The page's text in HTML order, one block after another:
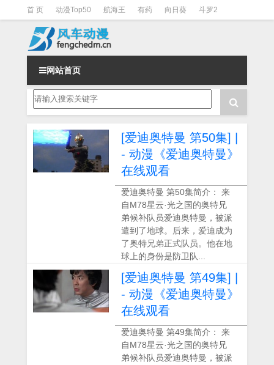
首 页 动漫Top50 航海王 有药 向日葵 斗罗2
斗罗3 火影 一拳超人
网站首页
[爱迪奥特曼 第50集] |
- 动漫《爱迪奥特曼》
在线观看
爱迪奥特曼 第50集简介： 来
自M78星云·光之国的奥特兄
弟候补队员爱迪奥特曼，被派
遣到了地球。后来，爱迪成为
了奥特兄弟正式队员。他在地
球上的身份是防卫队...
[爱迪奥特曼 第49集] |
- 动漫《爱迪奥特曼》
在线观看
爱迪奥特曼 第49集简介： 来
自M78星云·光之国的奥特兄
弟候补队员爱迪奥特曼，被派